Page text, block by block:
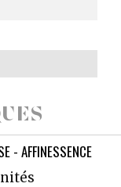
- AFFINESSENCE